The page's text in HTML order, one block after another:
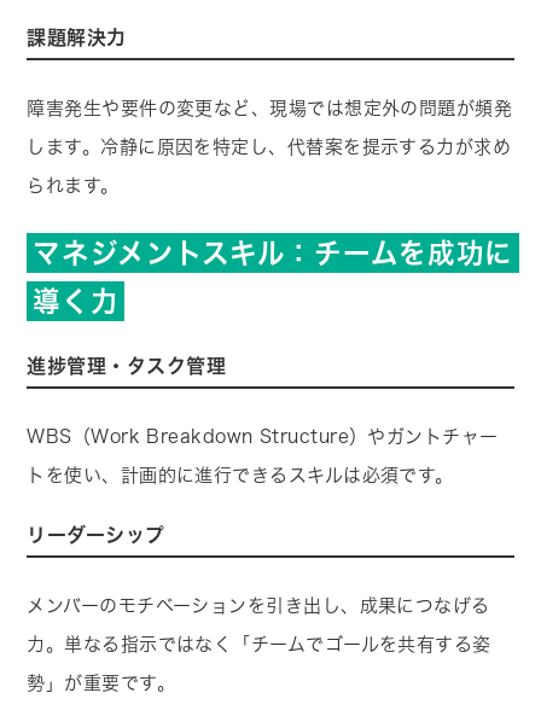
課題解決力
障害発生や要件の変更など、現場では想定外の問題が頻発
します。冷静に原因を特定し、代替案を提示する力が求め
られます。
マネジメントスキル：チームを成功に
導く力
進捗管理・タスク管理
WBS（Work Breakdown Structure）やガントチャー
トを使い、計画的に進行できるスキルは必須です。
リーダーシップ
メンバーのモチベーションを引き出し、成果につなげる
力。単なる指示ではなく「チームでゴールを共有する姿
勢」が重要です。